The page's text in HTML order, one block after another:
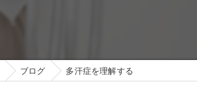
ブログ 多汗症を理解する